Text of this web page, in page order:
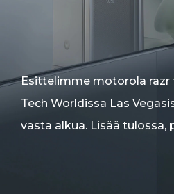
Esittelimme motorola razr
Tech Worldissa Las
vasta alkua. Lisää tulossa,